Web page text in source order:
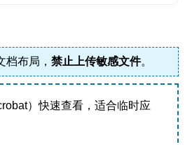
布局， 禁止上传敏感文件。
）快速查看，适合临时应